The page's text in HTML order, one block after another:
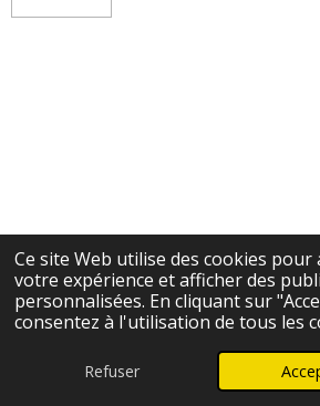
Ce site Web utilise des cookies
votre expérience et afficher des
personnalisées. En cliquant sur
consentez à l'utilisation de tous les
Refuser
Cgv
E-mail